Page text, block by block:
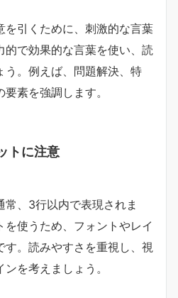
を引くために、刺激的な言葉
的で効果的な言葉を使い、読
う。例えば、問題解決、特
素を強調します。
トに注意
、3行以内で表現されま
使うため、フォントやレイ
す。読みやすさを重視し、視
を考えましょう。